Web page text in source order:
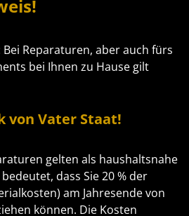
Reparaturen, aber auch fürs
bei Ihnen zu Hause gilt
von Vater Staat!
gelten als haushaltsnahe
dass Sie 20 % der
am Jahresende von
können. Die Kosten